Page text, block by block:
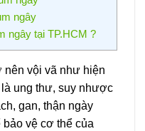
ngây
ngây tại TP.HCM ?
nên vội vã như hiện
ung thư, suy nhược
gan, thận ngày
vệ cơ thể của